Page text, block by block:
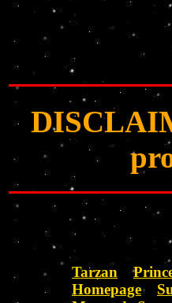
Tarzan
Homepage